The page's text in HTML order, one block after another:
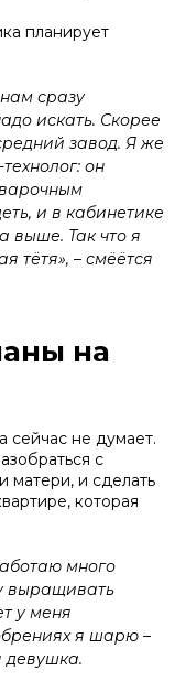
планирует
сразу
искать. Скорее
завод. Я же
он
и в кабинетике
выше. Так что я
тётя», – смёётся
на
не думает.
с
матери, и сделать
которая
много
выращивать
у меня
я шарю –
девушка.